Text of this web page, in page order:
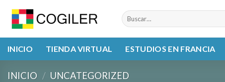
content
Buscar
por:
INICIO TIENDA VIRTUAL ESTUDIOS EN FRANCIA
INICIO / UNCATEGORIZED